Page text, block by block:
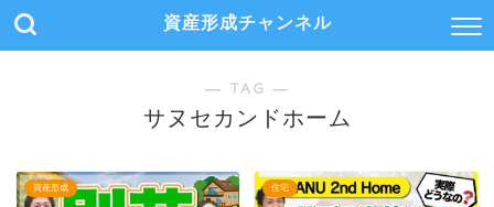
資産形成チャンネル
― TAG ―
サヌセカンドホーム
資産形成 住宅